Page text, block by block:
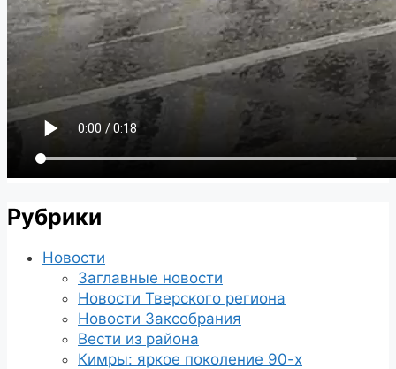
Рубрики
Новости
Заглавные новости
Новости Тверского региона
Новости Заксобрания
Вести из района
Кимры: яркое поколение 90-х